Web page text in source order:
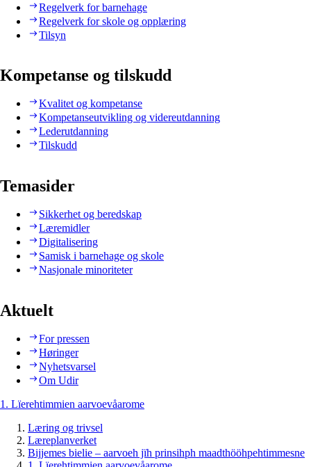
Regelverk for barnehage
Regelverk for skole og opplæring
Tilsyn
Kompetanse og tilskudd
Kvalitet og kompetanse
Kompetanseutvikling og videreutdanning
Lederutdanning
Tilskudd
Temasider
Sikkerhet og beredskap
Læremidler
Digitalisering
Samisk i barnehage og skole
Nasjonale minoriteter
Aktuelt
For pressen
Høringer
Nyhetsvarsel
Om Udir
1. Lïerehtimmien aarvoevåarome
Læring og trivsel
Læreplanverket
Bijjemes bielie – aarvoeh jïh prinsihph maadthööhpehtimmesne